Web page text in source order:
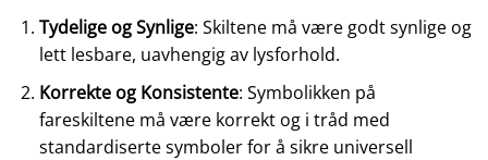
Tydelige og Synlige: Skiltene må være godt synlige og
lett lesbare, uavhengig av lysforhold.
Korrekte og Konsistente: Symbolikken på
fareskiltene må være korrekt og i tråd med
standardiserte symboler for å sikre universell